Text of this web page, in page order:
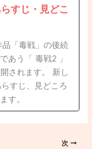
すじ・見どこ
「毒戦」の後続
あう「 毒戦2 」
されます。 新し
すじ、見どころ
す。
次